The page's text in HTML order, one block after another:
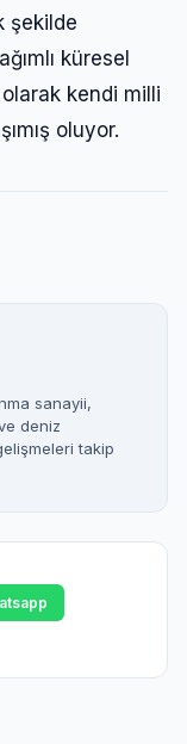
şekilde
küresel
kendi milli
oluyor.
sanayii,
deniz
takip